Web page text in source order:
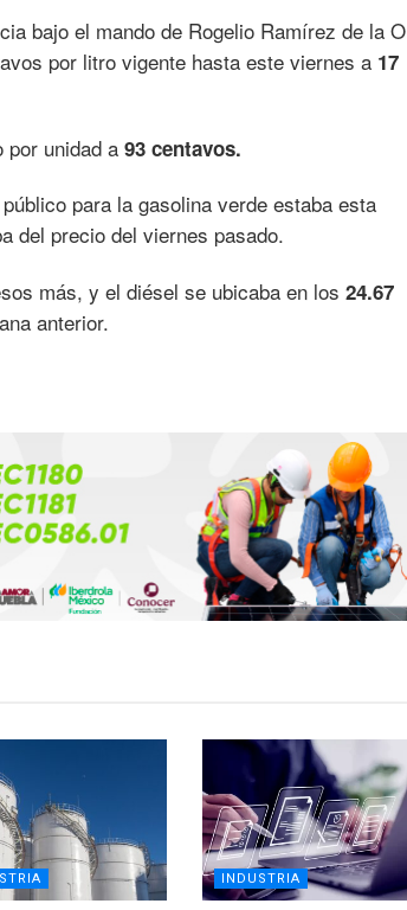
bajo el mando de Rogelio Ramírez de la O
por litro vigente hasta este viernes a 17
por unidad a 93 centavos.
para la gasolina verde estaba esta
del precio del viernes pasado.
más, y el diésel se ubicaba en los 24.67
anterior.
INDUSTRIA